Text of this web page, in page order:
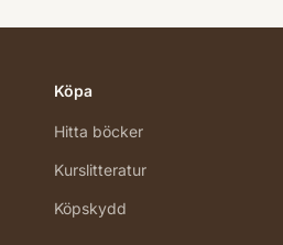
Köpa
Hitta böcker
Kurslitteratur
Köpskydd